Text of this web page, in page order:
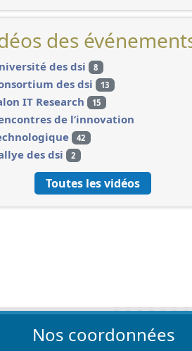
des
des dsi 8
des dsi 13
IT Research 15
de l’innovation
42
des dsi 2
Toutes les vidéos
Nos coordonnées